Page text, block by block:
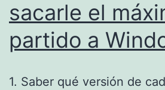
sacarle el
partido a
1. Saber qué versión de